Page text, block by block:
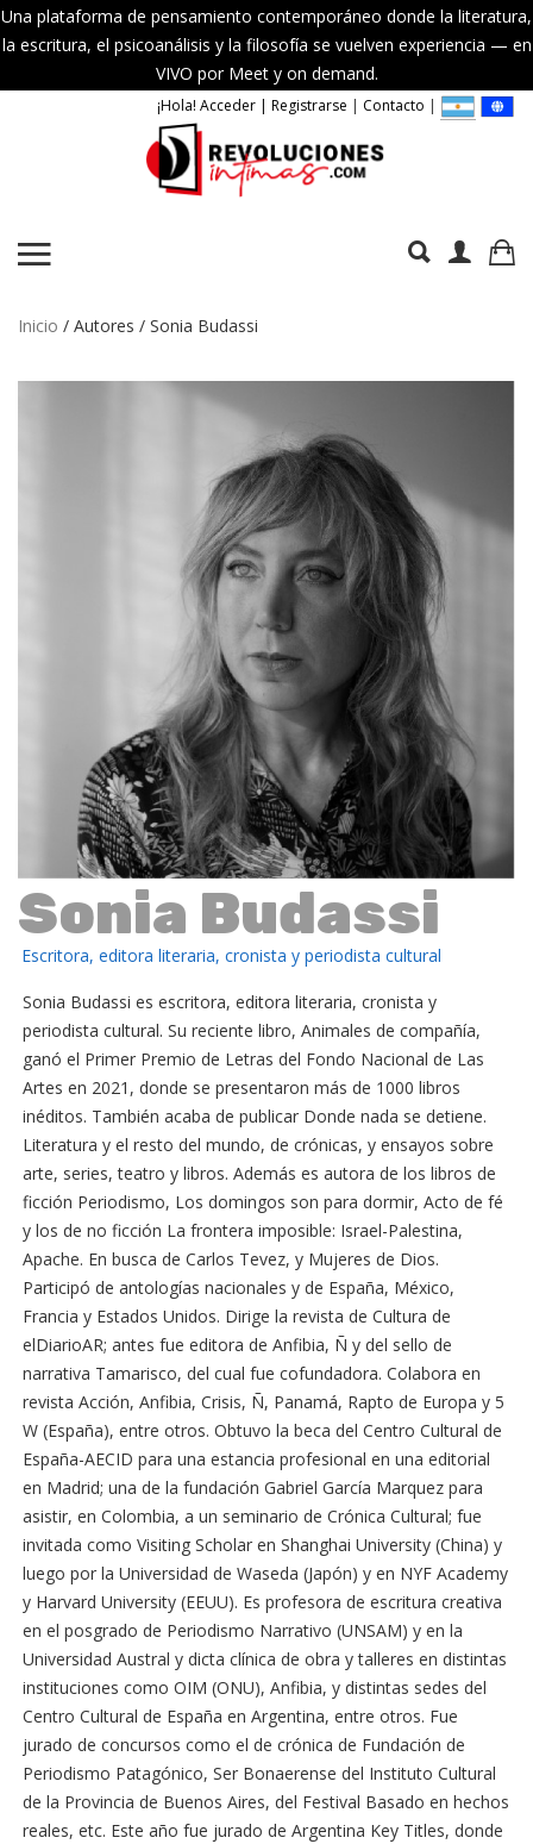
Una plataforma de pensamiento contemporáneo donde la literatura,
la escritura, el psicoanálisis y la filosofía se vuelven experiencia — en
VIVO por Meet y on demand.
¡Hola! Acceder | Registrarse | Contacto |
Inicio / Autores / Sonia Budassi
Sonia Budassi
Escritora, editora literaria, cronista y periodista cultural
Sonia Budassi es escritora, editora literaria, cronista y
periodista cultural. Su reciente libro, Animales de compañía,
ganó el Primer Premio de Letras del Fondo Nacional de Las
Artes en 2021, donde se presentaron más de 1000 libros
inéditos. También acaba de publicar Donde nada se detiene.
Literatura y el resto del mundo, de crónicas, y ensayos sobre
arte, series, teatro y libros. Además es autora de los libros de
ficción Periodismo, Los domingos son para dormir, Acto de fé
y los de no ficción La frontera imposible: Israel-Palestina,
Apache. En busca de Carlos Tevez, y Mujeres de Dios.
Participó de antologías nacionales y de España, México,
Francia y Estados Unidos. Dirige la revista de Cultura de
elDiarioAR; antes fue editora de Anfibia, Ñ y del sello de
narrativa Tamarisco, del cual fue cofundadora. Colabora en
revista Acción, Anfibia, Crisis, Ñ, Panamá, Rapto de Europa y 5
W (España), entre otros. Obtuvo la beca del Centro Cultural de
España-AECID para una estancia profesional en una editorial
en Madrid; una de la fundación Gabriel García Marquez para
asistir, en Colombia, a un seminario de Crónica Cultural; fue
invitada como Visiting Scholar en Shanghai University (China) y
luego por la Universidad de Waseda (Japón) y en NYF Academy
y Harvard University (EEUU). Es profesora de escritura creativa
en el posgrado de Periodismo Narrativo (UNSAM) y en la
Universidad Austral y dicta clínica de obra y talleres en distintas
instituciones como OIM (ONU), Anfibia, y distintas sedes del
Centro Cultural de España en Argentina, entre otros. Fue
jurado de concursos como el de crónica de Fundación de
Periodismo Patagónico, Ser Bonaerense del Instituto Cultural
de la Provincia de Buenos Aires, del Festival Basado en hechos
reales, etc. Este año fue jurado de Argentina Key Titles, donde